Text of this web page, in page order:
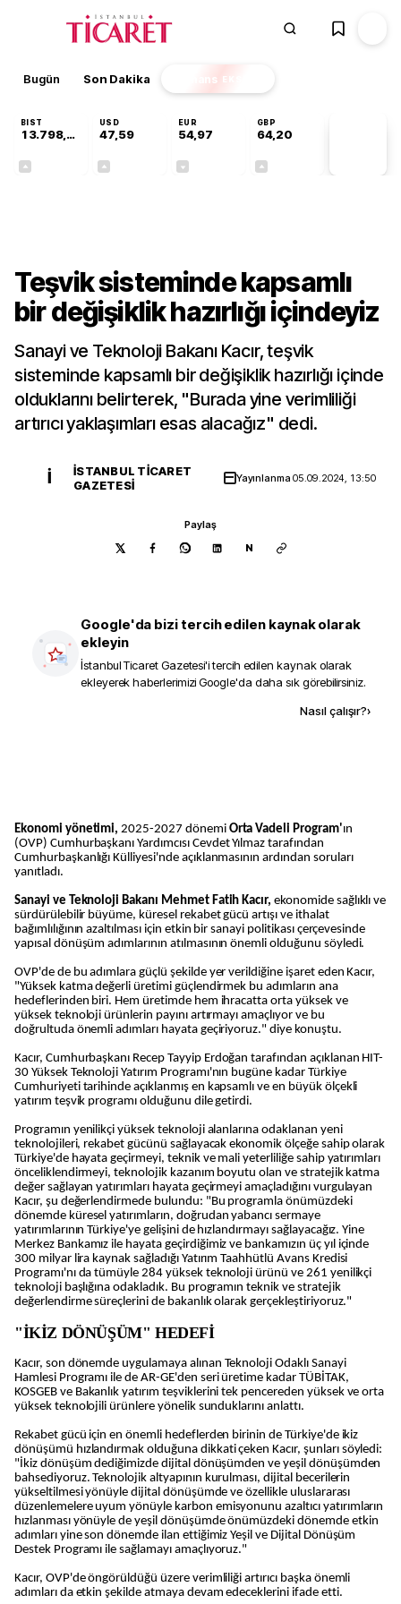
Bugün Son Dakika Finans EKSTRA
BIST
13.798,82
USD
47,59
EUR
54,97
GBP
64,20
Teşvik sisteminde kapsamlı
bir değişiklik hazırlığı içindeyiz
Sanayi ve Teknoloji Bakanı Kacır, teşvik
sisteminde kapsamlı bir değişiklik hazırlığı içinde
olduklarını belirterek, "Burada yine verimliliği
artırıcı yaklaşımları esas alacağız" dedi.
İ
İSTANBUL TICARET
GAZETESI
Yayınlanma05.09.2024, 13:50
Paylaş
N
Google'da bizi tercih edilen kaynak olarak
ekleyin
İstanbul Ticaret Gazetesi'i tercih edilen kaynak olarak
ekleyerek haberlerimizi Google'da daha sık görebilirsiniz.
Nasıl çalışır?›
Ekonomi yönetimi, 2025-2027 dönemiOrta Vadeli Program'ın
(OVP) Cumhurbaşkanı Yardımcısı Cevdet Yılmaz tarafından
Cumhurbaşkanlığı Külliyesi'nde açıklanmasının ardından soruları
yanıtladı.
Sanayi ve Teknoloji Bakanı Mehmet Fatih Kacır,ekonomide sağlıklı ve
sürdürülebilir büyüme, küresel rekabet gücü artışı ve ithalat
bağımlılığının azaltılması için etkin bir sanayi politikası çerçevesinde
yapısal dönüşüm adımlarının atılmasının önemli olduğunu söyledi.
OVP'de de bu adımlara güçlü şekilde yer verildiğine işaret eden Kacır,
"Yüksek katma değerli üretimi güçlendirmek bu adımların ana
hedeflerinden biri. Hem üretimde hem ihracatta orta yüksek ve
yüksek teknoloji ürünlerin payını artırmayı amaçlıyor ve bu
doğrultuda önemli adımları hayata geçiriyoruz." diye konuştu.
Kacır, Cumhurbaşkanı Recep Tayyip Erdoğan tarafından açıklanan HIT-
30 Yüksek Teknoloji Yatırım Programı'nın bugüne kadar Türkiye
Cumhuriyeti tarihinde açıklanmış en kapsamlı ve en büyük ölçekli
yatırım teşvik programı olduğunu dile getirdi.
Programın yenilikçi yüksek teknoloji alanlarına odaklanan yeni
teknolojileri, rekabet gücünü sağlayacak ekonomik ölçeğe sahip olarak
Türkiye'de hayata geçirmeyi, teknik ve mali yeterliliğe sahip yatırımları
önceliklendirmeyi, teknolojik kazanım boyutu olan ve stratejik katma
değer sağlayan yatırımları hayata geçirmeyi amaçladığını vurgulayan
Kacır, şu değerlendirmede bulundu: "Bu programla önümüzdeki
dönemde küresel yatırımların, doğrudan yabancı sermaye
yatırımlarının Türkiye'ye gelişini de hızlandırmayı sağlayacağız. Yine
Merkez Bankamız ile hayata geçirdiğimiz ve bankamızın üç yıl içinde
300 milyar lira kaynak sağladığı Yatırım Taahhütlü Avans Kredisi
Programı'nı da tümüyle 284 yüksek teknoloji ürünü ve 261 yenilikçi
teknoloji başlığına odakladık. Bu programın teknik ve stratejik
değerlendirme süreçlerini de bakanlık olarak gerçekleştiriyoruz."
"İKİZ DÖNÜŞÜM" HEDEFİ
Kacır, son dönemde uygulamaya alınan Teknoloji Odaklı Sanayi
Hamlesi Programı ile de AR-GE'den seri üretime kadar TÜBİTAK,
KOSGEB ve Bakanlık yatırım teşviklerini tek pencereden yüksek ve orta
yüksek teknolojili ürünlere yönelik sunduklarını anlattı.
Rekabet gücü için en önemli hedeflerden birinin de Türkiye'de ikiz
dönüşümü hızlandırmak olduğuna dikkati çeken Kacır, şunları söyledi:
"İkiz dönüşüm dediğimizde dijital dönüşümden ve yeşil dönüşümden
bahsediyoruz. Teknolojik altyapının kurulması, dijital becerilerin
yükseltilmesi yönüyle dijital dönüşümde ve özellikle uluslararası
düzenlemelere uyum yönüyle karbon emisyonunu azaltıcı yatırımların
hızlanması yönüyle de yeşil dönüşümde önümüzdeki dönemde etkin
adımları yine son dönemde ilan ettiğimiz Yeşil ve Dijital Dönüşüm
Destek Programı ile sağlamayı amaçlıyoruz."
Kacır, OVP'de öngörüldüğü üzere verimliliği artırıcı başka önemli
adımları da etkin şekilde atmaya devam edeceklerini ifade etti.